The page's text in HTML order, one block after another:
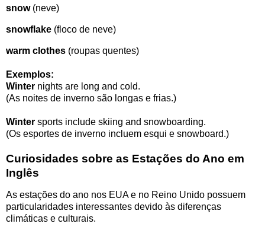
snow (neve)
snowflake (floco de neve)
warm clothes (roupas quentes)
Exemplos:
Winter nights are long and cold.
(As noites de inverno são longas e frias.)
Winter sports include skiing and snowboarding.
(Os esportes de inverno incluem esqui e snowboard.)
Curiosidades sobre as Estações do Ano em
Inglês
As estações do ano nos EUA e no Reino Unido possuem
particularidades interessantes devido às diferenças
climáticas e culturais.